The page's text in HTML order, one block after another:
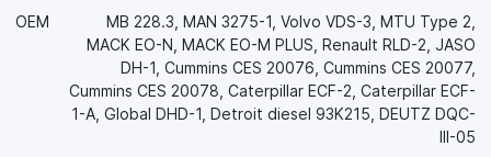
(TBN >10) и пониженной зольностью эффективно снижает
нагаро- и лакообразование, предотвращает образование
отложений всех видов и поддерживает в исключительной
чистоте детали двигателя на протяжении всего интервала
между заменами;
- Уникальная esters-содержащая рецептура обеспечивает
OEM
MB 228.3, MAN 3275-1, Volvo VDS-3, MTU Type 2,
MACK EO-N, MACK EO-M PLUS, Renault RLD-2, JASO
DH-1, Cummins CES 20076, Cummins CES 20077,
Cummins CES 20078, Caterpillar ECF-2, Caterpillar ECF-
1-A, Global DHD-1, Detroit diesel 93K215, DEUTZ DQC-
III-05